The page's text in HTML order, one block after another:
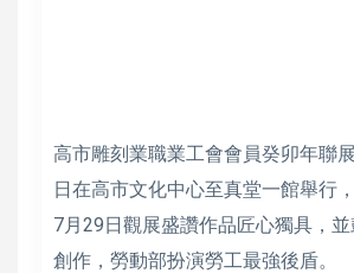
高市雕刻業職業工會會員癸卯年聯
日在高市文化中心至真堂一館舉行
7月29日觀展盛讚作品匠心獨具，
創作，勞動部扮演勞工最強後盾。